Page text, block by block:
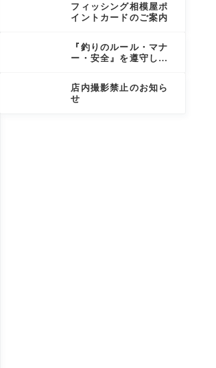
フィッシング相模屋ポ
イントカードのご案内
『釣りのルール・マナ
ー・安全』を遵守しま
店内撮影禁止のお知ら
せ